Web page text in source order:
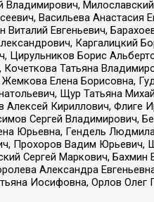
Владимирович,
Васильева Анастасия
Евгеньевич,
Каргалицкий
Борис
Татьяна
Жемкова Елена Борисовна,
Щур Татьяна
Кириллович, Флиге
Сергей Владимирович,
Юрьевна, Гендель
Прохоров Вадим Юрьевич,
Сергей Маркович,
Александра
Иосифовна, Орлов